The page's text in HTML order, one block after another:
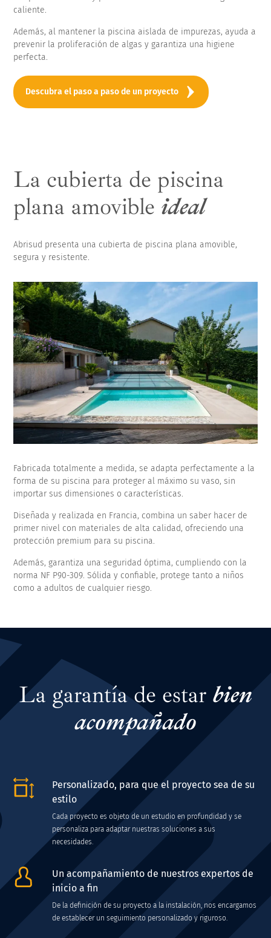
caliente.
Además, al mantener la piscina aislada de impurezas, ayuda a
prevenir la proliferación de algas y garantiza una higiene
perfecta.
Descubra el paso a paso de un proyecto
La cubierta de piscina
plana amovible ideal
Abrisud presenta una cubierta de piscina plana amovible,
segura y resistente.
Fabricada totalmente a medida, se adapta perfectamente a la
forma de su piscina para proteger al máximo su vaso, sin
importar sus dimensiones o características.
Diseñada y realizada en Francia, combina un saber hacer de
primer nivel con materiales de alta calidad, ofreciendo una
protección premium para su piscina.
Además, garantiza una seguridad óptima, cumpliendo con la
norma NF P90-309. Sólida y confiable, protege tanto a niños
como a adultos de cualquier riesgo.
La garantía de estar bien
acompañado
Personalizado, para que el proyecto sea de su
estilo
Cada proyecto es objeto de un estudio en profundidad y se
personaliza para adaptar nuestras soluciones a sus
necesidades.
Un acompañamiento de nuestros expertos de
inicio a fin
De la definición de su proyecto a la instalación, nos encargamos
de establecer un seguimiento personalizado y riguroso.